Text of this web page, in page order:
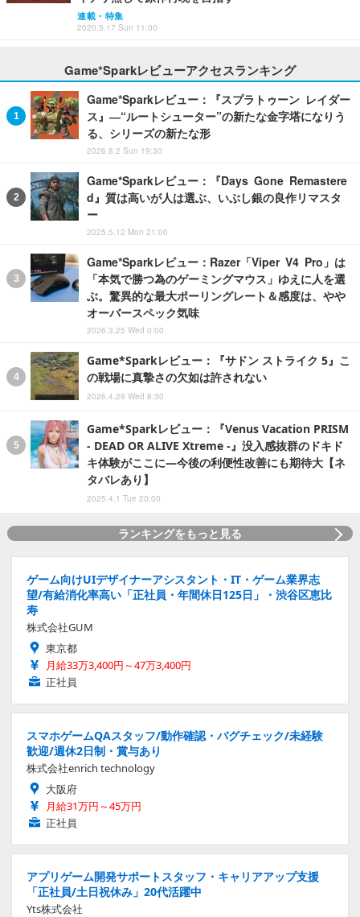
連載・特集
2020.5.17 Sun 11:00
Game*Sparkレビューアクセスランキング
Game*Sparkレビュー：『スプラトゥーン レイダー
ス』―“ルートシューター”の新たな金字塔になりう
る、シリーズの新たな形
2026.8.2 Sun 19:30
Game*Sparkレビュー：『Days Gone Remastere
d』質は高いが人は選ぶ、いぶし銀の良作リマスタ
ー
2025.5.12 Mon 21:00
Game*Sparkレビュー：Razer「Viper V4 Pro」は
「本気で勝つ為のゲーミングマウス」ゆえに人を選
ぶ。驚異的な最大ポーリングレート＆感度は、やや
オーバースペック気味
2026.3.25 Wed 0:00
Game*Sparkレビュー：『サドン ストライク 5』こ
の戦場に真摯さの欠如は許されない
2026.4.29 Wed 8:30
Game*Sparkレビュー：『Venus Vacation PRISM
- DEAD OR ALIVE Xtreme -』没入感抜群のドキド
キ体験がここに―今後の利便性改善にも期待大【ネ
タバレあり】
2025.4.1 Tue 20:00
ランキングをもっと見る
ゲーム向けUIデザイナーアシスタント・IT・ゲーム業界志
望/有給消化率高い「正社員・年間休日125日」・渋谷区恵比
寿
株式会社GUM
東京都
月給33万3,400円～47万3,400円
正社員
スマホゲームQAスタッフ/動作確認・バグチェック/未経験
歓迎/週休2日制・賞与あり
株式会社enrich technology
大阪府
月給31万円～45万円
正社員
アプリゲーム開発サポートスタッフ・キャリアアップ支援
「正社員/土日祝休み」20代活躍中
Yts株式会社